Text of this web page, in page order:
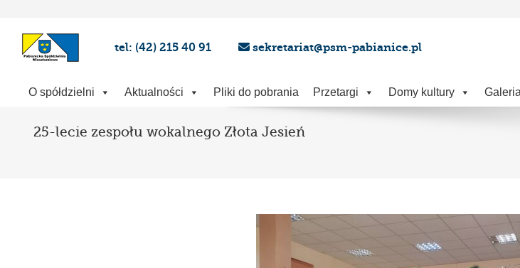
tel: (42) 215 40 91 sekretariat@psm-pabianice.pl
O spółdzielni Aktualności Pliki do pobrania Przetargi Domy kultury Galeria
25-lecie zespołu wokalnego Złota Jesień